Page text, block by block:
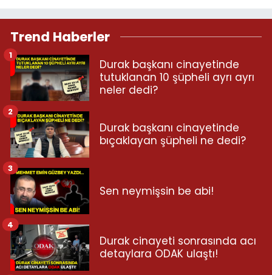
Trend Haberler
Durak başkanı cinayetinde
tutuklanan 10 şüpheli ayrı ayrı
neler dedi?
1
Durak başkanı cinayetinde
bıçaklayan şüpheli ne dedi?
2
Sen neymişsin be abi!
3
Durak cinayeti sonrasında acı
detaylara ODAK ulaştı!
4